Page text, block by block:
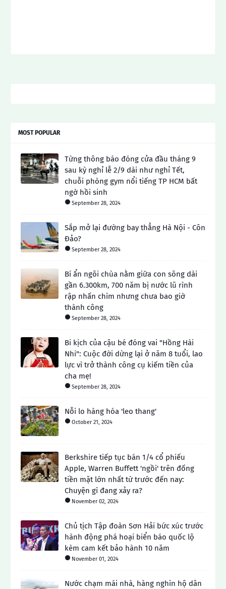
MOST POPULAR
Từng thông báo đóng cửa đầu tháng 9
sau kỳ nghỉ lễ 2/9 dài như nghỉ Tết,
chuỗi phòng gym nổi tiếng TP HCM bất
ngờ hồi sinh
September 28, 2024
Sắp mở lại đường bay thẳng Hà Nội - Côn
Đảo?
September 28, 2024
Bí ẩn ngôi chùa nằm giữa con sông dài
gần 6.300km, 700 năm bị nước lũ rình
rập nhấn chìm nhưng chưa bao giờ
thành công
September 28, 2024
Bi kịch của cậu bé đóng vai "Hồng Hài
Nhi": Cuộc đời dừng lại ở năm 8 tuổi, lao
lực vì trở thành công cụ kiếm tiền của
cha mẹ!
September 28, 2024
Nỗi lo hàng hóa 'leo thang'
October 21, 2024
Berkshire tiếp tục bán 1/4 cổ phiếu
Apple, Warren Buffett 'ngồi' trên đống
tiền mặt lớn nhất từ ​​trước đến nay:
Chuyện gì đang xảy ra?
November 02, 2024
Chủ tịch Tập đoàn Sơn Hải bức xúc trước
hành động phá hoại biển báo quốc lộ
kèm cam kết bảo hành 10 năm
November 01, 2024
Nước chạm mái nhà, hàng nghìn hộ dân